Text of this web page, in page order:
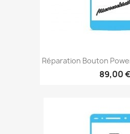
Réparation Bouton
89,00 €